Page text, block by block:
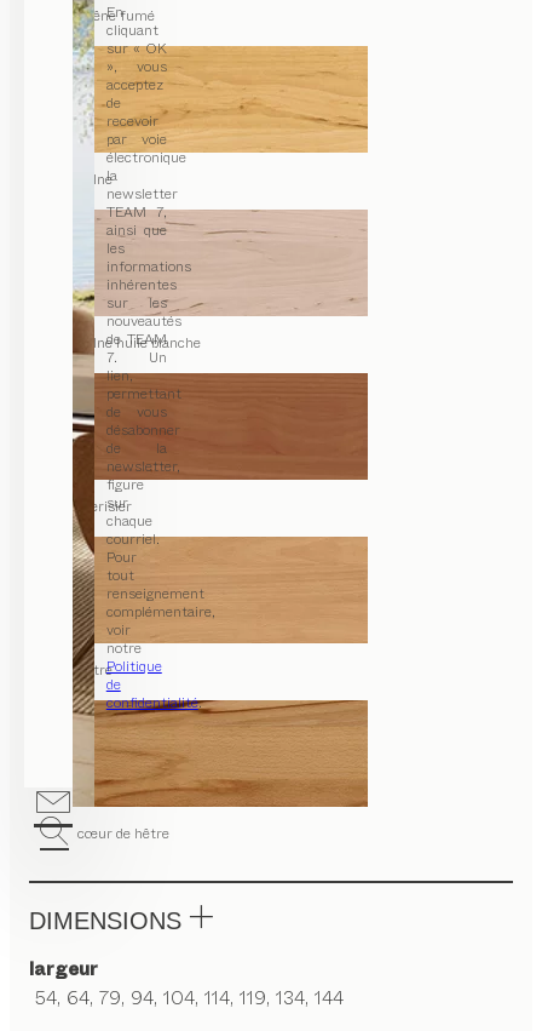
En
cliquant
sur « OK
», vous
acceptez
de
recevoir
par voie
électronique
la
newsletter
TEAM 7,
ainsi que
les
informations
inhérentes
sur les
nouveautés
de TEAM
7. Un
lien,
permettant
de vous
désabonner
de la
newsletter,
figure
sur
chaque
courriel.
Pour
tout
renseignement
complémentaire,
voir
notre
Politique
de
confidentialité.
chêne fumé
aulne
aulne huile blanche
merisier
hêtre
cœur de hêtre
DIMENSIONS
largeur
54, 64, 79, 94, 104, 114, 119, 134, 144